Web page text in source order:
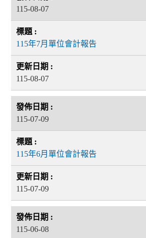
115-08-07
115年7月單位會計報告
115-08-07
115-07-09
115年6月單位會計報告
115-07-09
115-06-08